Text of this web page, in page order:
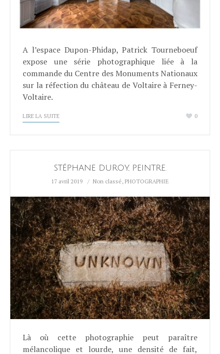
A l’espace Dupon-Phidap, Patrick Tourneboeuf
expose une série photographique liée à la
commande du Centre des Monuments Nationaux
sur la réfection du château de Voltaire à Ferney-
Voltaire.
LIRE LA SUITE 0
STÉPHANE DUROY, PEINTRE.
17 avril 2019 Non classé, PHOTOGRAPHIE
Là où cette photographie peut paraître
mélancolique et lourde, une densité de fait,